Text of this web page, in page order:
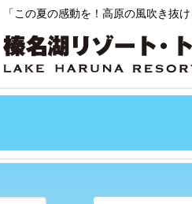
「この夏の感動を！高原の風吹き抜